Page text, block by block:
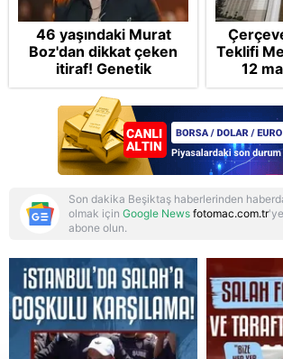
Reddet
46 yaşındaki Murat
Boz'dan dikkat çeken
itiraf! Genetik
korkusunu açıkladı
Teklifi
12
Silah
ve
Son dakika Beşiktaş haberlerinden
olmak için Google News fotomac.com.tr'ye
abone olun.